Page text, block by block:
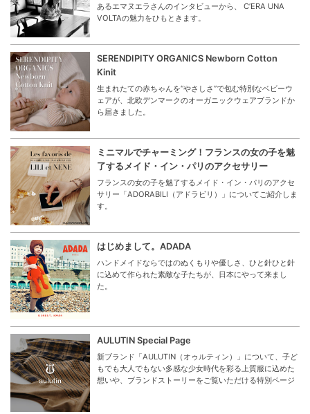
あるエマヌエラさんのインタビューから、 C’ERA UNA
VOLTAの魅力をひもときます。
SERENDIPITY ORGANICS Newborn Cotton
Kinit
生まれたての赤ちゃんを“やさしさ”で包む特別なベビーウ
ェアが、北欧デンマークのオーガニックウェアブランドか
ら届きました。
ミニマルでチャーミング！フランスの女の子を魅
了するメイド・イン・パリのアクセサリー
フランスの女の子を魅了するメイド・イン・パリのアクセ
サリー「ADORABILI（アドラビリ）」についてご紹介しま
す。
はじめまして。ADADA
ハンドメイドならではのぬくもりや優しさ、ひと針ひと針
に込めて作られた素敵な子たちが、日本にやって来まし
た。
AULUTIN Special Page
新ブランド「AULUTIN（オゥルティン）」について、子ど
もでも大人でもない多感な少女時代を彩る上質服に込めた
想いや、ブランドストーリーをご覧いただける特別ページ